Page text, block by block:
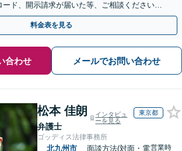
ード、開示請求が届いた等、ご相談ください
績豊富】【千葉中央駅4分】
料金表を見る
合わせ メールでお問い合わせ
松本 佳朗
弁護士
インタビュ
ーを見る
東京都
ゴッディス法律事務所
北九州市
面談方法(対面・電営業時